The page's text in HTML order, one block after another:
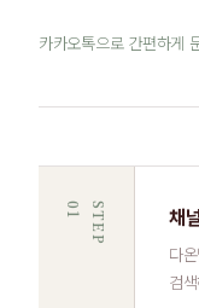
카카오톡으로 간편하게
S
T
E
P
0
1 채
다
검